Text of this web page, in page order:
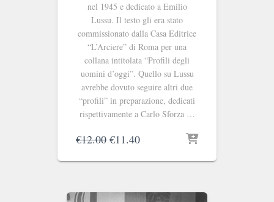
nel 1945 e dedicato a Emilio
Lussu. Il testo gli era stato
commissionato dalla Casa Editrice
“L’Arciere” di Roma per una
collana intitolata “Profili degli
uomini d’oggi”. Quello su Lussu
avrebbe dovuto seguire altri due
“profili” in preparazione, dedicati
rispettivamente a Carlo Sforza …
€12.00 Il
originale
€12.00.
€11.40Il
attuale
€11.40.